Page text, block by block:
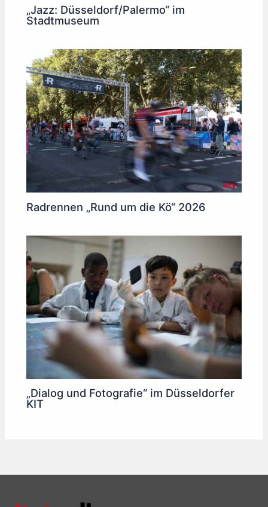
„Jazz: Düsseldorf/Palermo“ im
Stadtmuseum
Radrennen „Rund um die Kö“ 2026
„Dialog und Fotografie“ im Düsseldorfer
KIT